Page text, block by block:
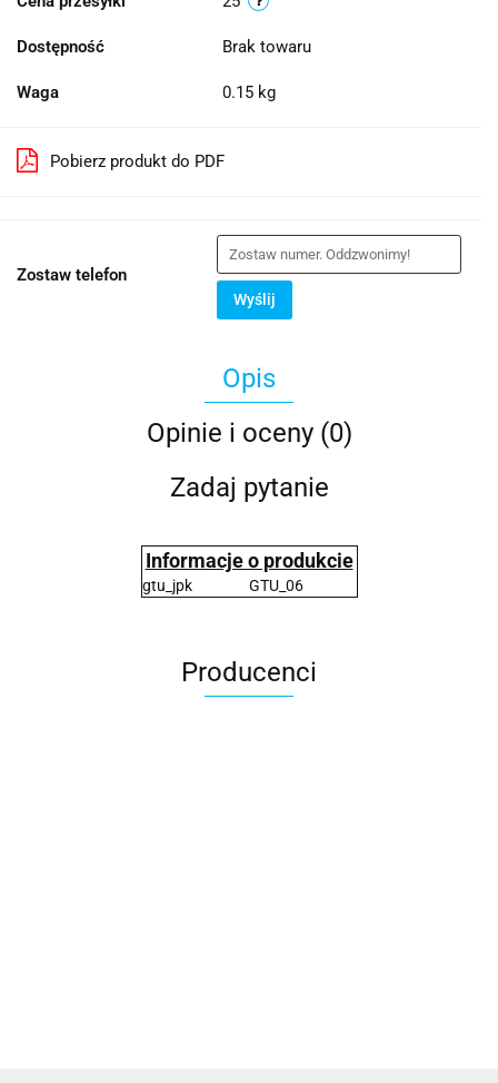
Dostępność Brak towaru
Waga 0.15 kg
Pobierz produkt do PDF
Zostaw telefon
Wyślij
Opis
Opinie i oceny (0)
Zadaj pytanie
Informacje o produkcie
gtu_jpk GTU_06
Producenci